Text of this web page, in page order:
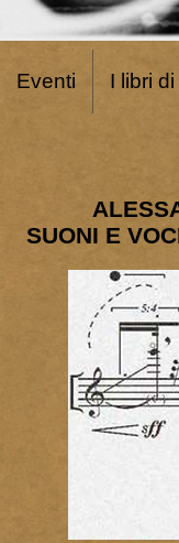
Eventi I libri
SUONI E